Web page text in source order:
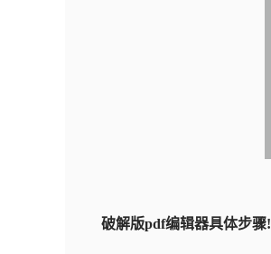
破解版pdf编辑器具体步骤!